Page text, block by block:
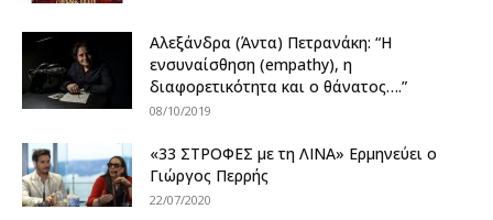
Αλεξάνδρα (Άντα) Πετρανάκη: “Η
ενσυναίσθηση (empathy), η
διαφορετικότητα και ο θάνατος….”
08/10/2019
«33 ΣΤΡΟΦΕΣ με τη ΛΙΝΑ» Ερμηνεύει ο
Γιώργος Περρής
22/07/2020